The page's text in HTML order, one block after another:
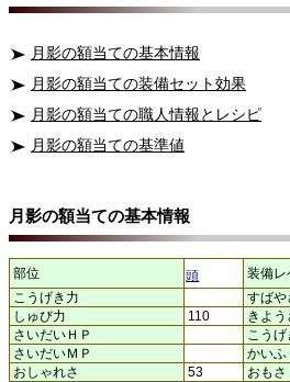
月影の額当ての基本情報
月影の額当ての装備セット効果
月影の額当ての職人情報とレシピ
月影の額当ての基準値
月影の額当ての基本情報
部位 頭 装備レ
こうげき力
すばや
しゅび力
110
きよう
さいだいＨＰ
こうげ
さいだいＭＰ
かいふ
おしゃれさ
53 おもさ